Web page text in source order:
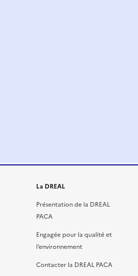
La DREAL
Présentation de la DREAL
PACA
Engagée pour la qualité et
l’environnement
Contacter la DREAL PACA